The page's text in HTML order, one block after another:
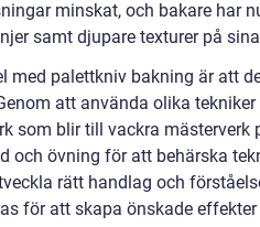
minskat, och bakare har
samt djupare texturer på
med palettkniv bakning är att
att använda olika
som blir till vackra mästerverk
och övning för att behärska
rätt handlag och
för att skapa önskade effekter